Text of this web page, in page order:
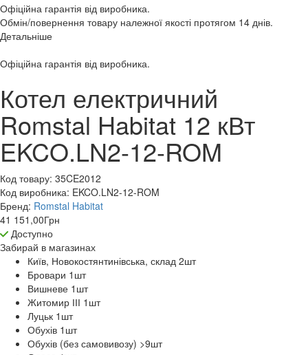
Офіційна гарантія від виробника.
Обмін/повернення товару належної якості протягом 14 днів.
Детальніше
Офіційна гарантія від виробника.
Котел електричний
Romstal Habitat 12 кВт
EKCO.LN2-12-ROM
Код товару: 35CE2012
Код виробника: EKCO.LN2-12-ROM
Бренд: Romstal Habitat
41 151,00Грн
Доступно
Забирай в магазинах
Київ, Новокостянтинівська, склад 2шт
Бровари 1 шт
Вишневе 1 шт
Житомир ІІІ 1 шт
Луцьк 1 шт
Обухів 1 шт
Обухів (без самовивозу) >9шт